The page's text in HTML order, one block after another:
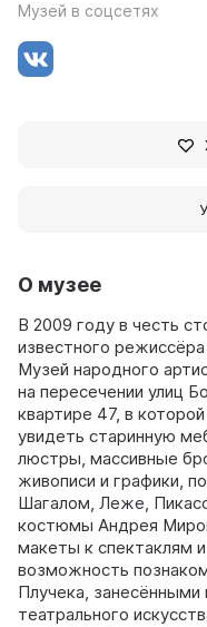
О музее
В 2009 году в честь
известного
Музей народного
на пересечении улиц
квартире 47, в
увидеть старинную
люстры, массивные
живописи и графики,
Шагалом, Леже,
костюмы Андрея
макеты к спектаклям
возможность
Плучека, занесёнными
театрального
Музей в соцсетях